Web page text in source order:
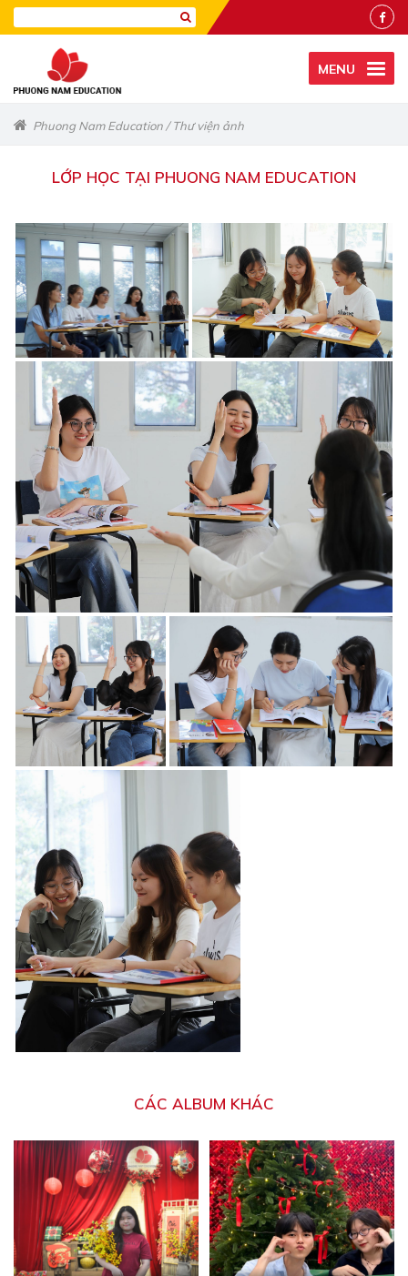
MENU
Phuong Nam Education /Thư viện ảnh
LỚP HỌC TẠI PHUONG NAM EDUCATION
CÁC ALBUM KHÁC